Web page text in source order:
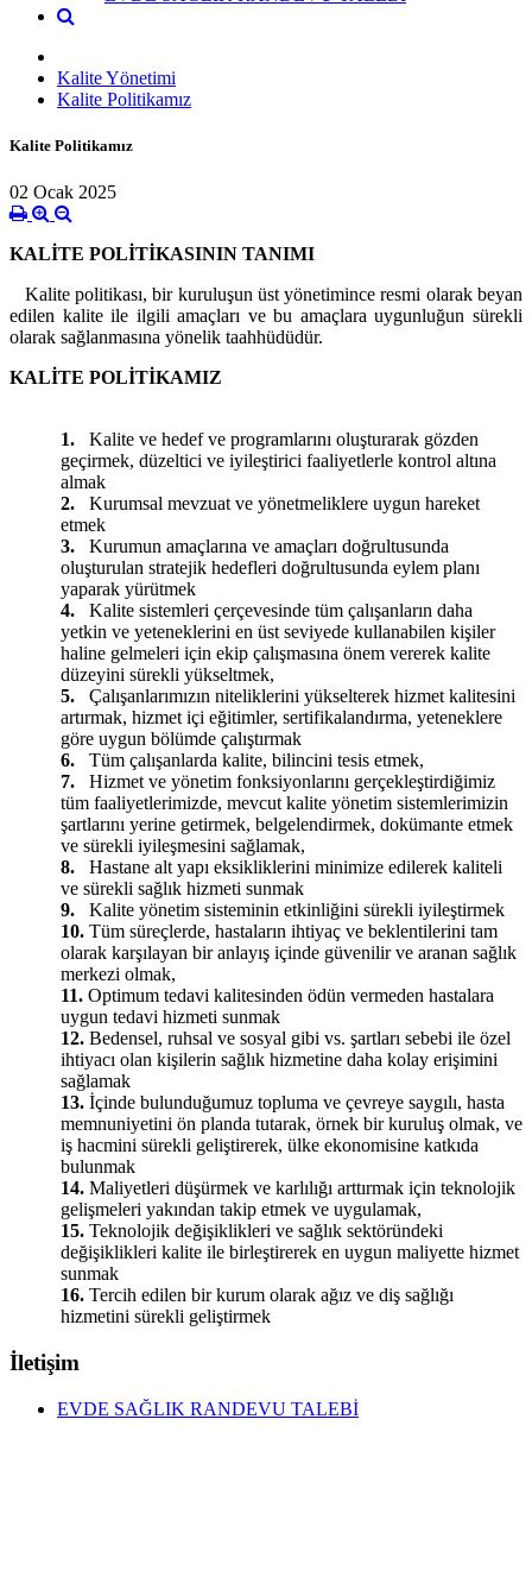
Kalite Yönetimi
Kalite Politikamız
Kalite Politikamız
02 Ocak 2025
KALİTE POLİTİKASININ TANIMI
Kalite politikası, bir kuruluşun üst yönetimince resmi olarak beyan
edilen kalite ile ilgili amaçları ve bu amaçlara uygunluğun sürekli
olarak sağlanmasına yönelik taahhüdüdür.
KALİTE POLİTİKAMIZ
1.
Kalite ve hedef ve programlarını oluşturarak gözden
geçirmek, düzeltici ve iyileştirici faaliyetlerle kontrol altına
almak
2.
Kurumsal mevzuat ve yönetmeliklere uygun hareket
etmek
3.
Kurumun amaçlarına ve amaçları doğrultusunda
oluşturulan stratejik hedefleri doğrultusunda eylem planı
yaparak yürütmek
4.
Kalite sistemleri çerçevesinde tüm çalışanların daha
yetkin ve yeteneklerini en üst seviyede kullanabilen kişiler
haline gelmeleri için ekip çalışmasına önem vererek kalite
düzeyini sürekli yükseltmek,
5.
Çalışanlarımızın niteliklerini yükselterek hizmet kalitesini
artırmak, hizmet içi eğitimler, sertifikalandırma, yeteneklere
göre uygun bölümde çalıştırmak
6.
Tüm çalışanlarda kalite, bilincini tesis etmek,
7.
Hizmet ve yönetim fonksiyonlarını gerçekleştirdiğimiz
tüm faaliyetlerimizde, mevcut kalite yönetim sistemlerimizin
şartlarını yerine getirmek, belgelendirmek, dokümante etmek
ve sürekli iyileşmesini sağlamak,
8.
Hastane alt yapı eksikliklerini minimize edilerek kaliteli
ve sürekli sağlık hizmeti sunmak
9.
Kalite yönetim sisteminin etkinliğini sürekli iyileştirmek
10. Tüm süreçlerde, hastaların ihtiyaç ve beklentilerini tam
olarak karşılayan bir anlayış içinde güvenilir ve aranan sağlık
merkezi olmak,
11. Optimum tedavi kalitesinden ödün vermeden hastalara
uygun tedavi hizmeti sunmak
12. Bedensel, ruhsal ve sosyal gibi vs. şartları sebebi ile özel
ihtiyacı olan kişilerin sağlık hizmetine daha kolay erişimini
sağlamak
13. İçinde bulunduğumuz topluma ve çevreye saygılı, hasta
memnuniyetini ön planda tutarak, örnek bir kuruluş olmak, ve
iş hacmini sürekli geliştirerek, ülke ekonomisine katkıda
bulunmak
14. Maliyetleri düşürmek ve karlılığı arttırmak için teknolojik
gelişmeleri yakından takip etmek ve uygulamak,
15. Teknolojik değişiklikleri ve sağlık sektöründeki
değişiklikleri kalite ile birleştirerek en uygun maliyette hizmet
sunmak
16. Tercih edilen bir kurum olarak ağız ve diş sağlığı
hizmetini sürekli geliştirmek
İletişim
EVDE SAĞLIK RANDEVU TALEBİ